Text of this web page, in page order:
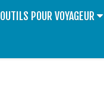
OUTILS POUR VOYAGEUR